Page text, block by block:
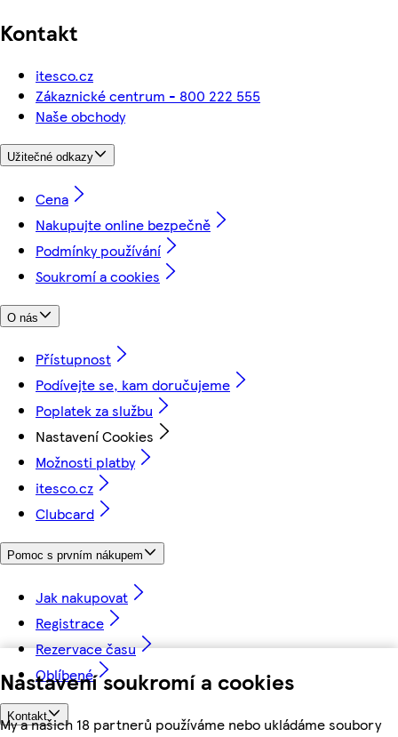
Nastavení soukromí a cookies
My a našich 18 partnerů používáme nebo ukládáme soubory
Kontakt
itesco.cz
Zákaznické centrum - 800 222 555
Naše obchody
Užitečné odkazy
Cena
Nakupujte online bezpečně
Podmínky používání
Soukromí a cookies
O nás
Přístupnost
Podívejte se, kam doručujeme
Poplatek za službu
Nastavení Cookies
Možnosti platby
itesco.cz
Clubcard
Pomoc s prvním nákupem
Jak nakupovat
Registrace
Rezervace času
Oblíbené
Kontakt